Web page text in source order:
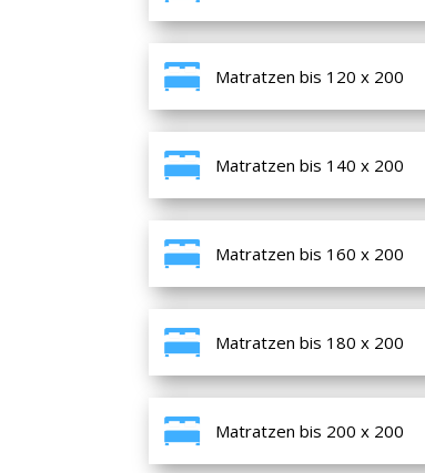
Matratzen bis 120 x 200
Matratzen bis 140 x 200
Matratzen bis 160 x 200
Matratzen bis 180 x 200
Matratzen bis 200 x 200